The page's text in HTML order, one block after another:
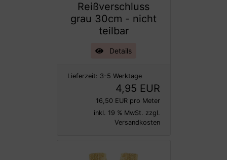
Reißverschluss
grau 30cm - nicht
teilbar
Details
Lieferzeit: 3-5 Werktage
4,95 EUR
16,50 EUR pro Meter
inkl. 19 % MwSt. zzgl.
Versandkosten